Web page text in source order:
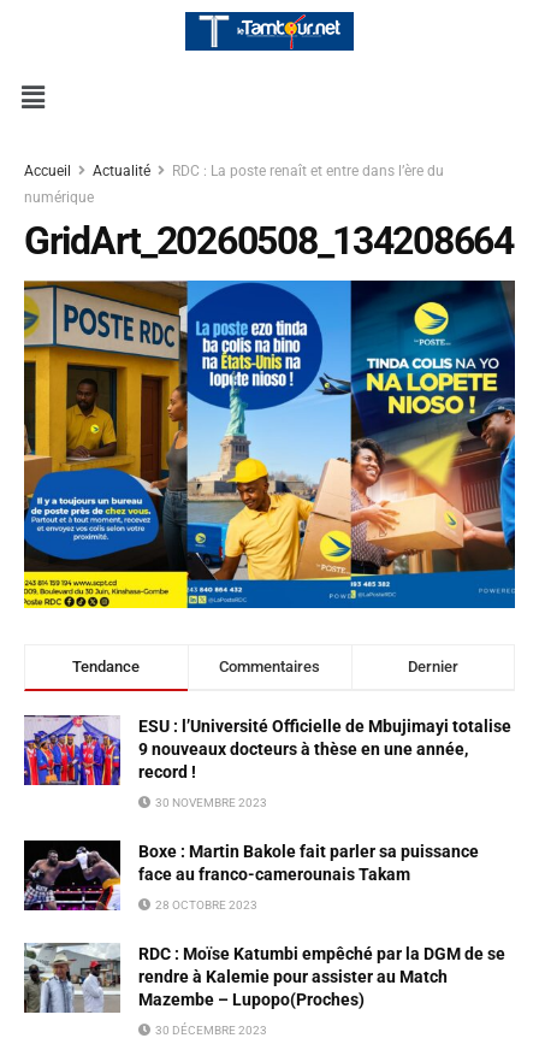
Accueil Actualité
RDC : La poste renaît et entre dans l’ère du
numérique
GridArt_20260508_134208664
Tendance Commentaires Dernier
ESU : l’Université Officielle de Mbujimayi totalise
9 nouveaux docteurs à thèse en une année,
record !
30 NOVEMBRE 2023
Boxe : Martin Bakole fait parler sa puissance
face au franco-camerounais Takam
28 OCTOBRE 2023
RDC : Moïse Katumbi empêché par la DGM de se
rendre à Kalemie pour assister au Match
Mazembe – Lupopo(Proches)
30 DÉCEMBRE 2023